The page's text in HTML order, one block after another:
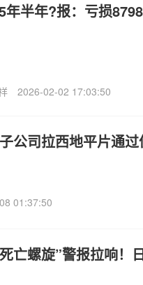
年半年?报：亏损
2026-02-02 17:03:50
公司拉西地平片通
01:37:50
亡螺旋”警报拉响！